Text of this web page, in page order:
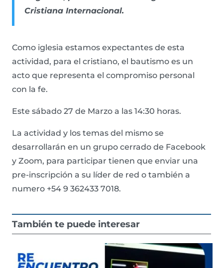
Cristiana Internacional.
Como iglesia estamos expectantes de esta
actividad, para el cristiano, el bautismo es un
acto que representa el compromiso personal
con la fe.
Este sábado 27 de Marzo a las 14:30 horas.
La actividad y los temas del mismo se
desarrollarán en un grupo cerrado de Facebook
y Zoom, para participar tienen que enviar una
pre-inscripción a su líder de red o también a
numero +54 9 362433 7018.
También te puede interesar